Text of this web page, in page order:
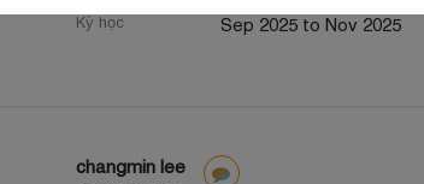
Kỳ học Sep 2025 to Nov 2025
changmin lee